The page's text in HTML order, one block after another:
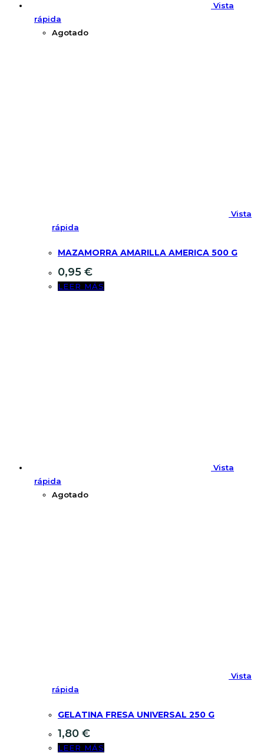
Vista
rápida
Agotado
Vista
rápida
MAZAMORRA AMARILLA AMERICA 500 G
0,95 €
LEER MÁS
Vista
rápida
Agotado
Vista
rápida
GELATINA FRESA UNIVERSAL 250 G
1,80 €
LEER MÁS